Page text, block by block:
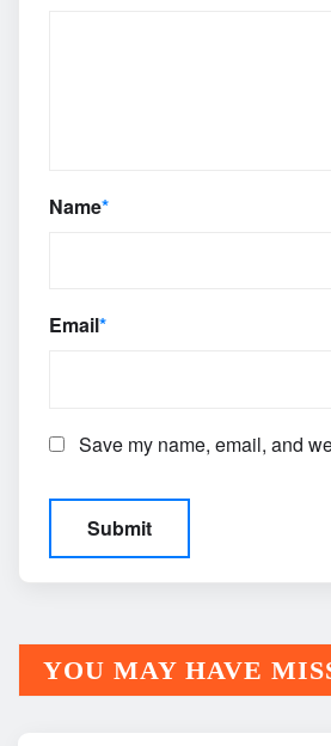
Name*
Email*
Save my name, email, and
YOU MAY HAVE